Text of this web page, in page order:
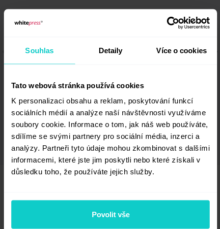
Souhlas Detaily Více o cookies
Tato webová stránka používá cookies
K personalizaci obsahu a reklam, poskytování funkcí
sociálních médií a analýze naší návštěvnosti využíváme
soubory cookie. Informace o tom, jak náš web používáte,
sdílíme se svými partnery pro sociální média, inzerci a
analýzy. Partneři tyto údaje mohou zkombinovat s dalšími
informacemi, které jste jim poskytli nebo které získali v
důsledku toho, že používáte jejich služby.
Povolit vše
Staňte se naším partnerem
WhitePress® Blog
Články z oblasti content